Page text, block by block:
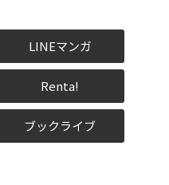
LINEマンガ
Renta!
ブックライブ